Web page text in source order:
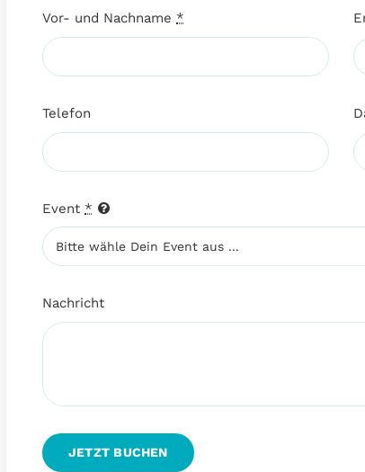
Vor- und Nachname *
Telefon
Event *
Nachricht
JETZT BUCHEN